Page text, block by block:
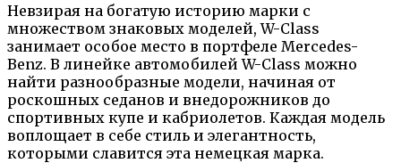
Невзирая на богатую историю марки с
множеством знаковых моделей, W-Class
занимает особое место в портфеле Mercedes-
Benz. В линейке автомобилей W-Class можно
найти разнообразные модели, начиная от
роскошных седанов и внедорожников до
спортивных купе и кабриолетов. Каждая модель
воплощает в себе стиль и элегантность,
которыми славится эта немецкая марка.